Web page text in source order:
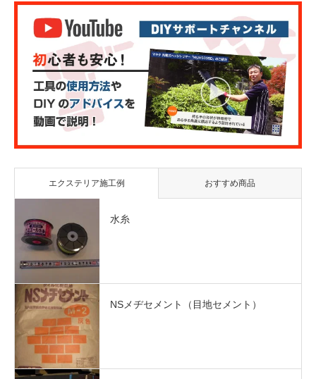
エクステリア施工例 おすすめ商品
水糸
NSメヂセメント（目地セメント）